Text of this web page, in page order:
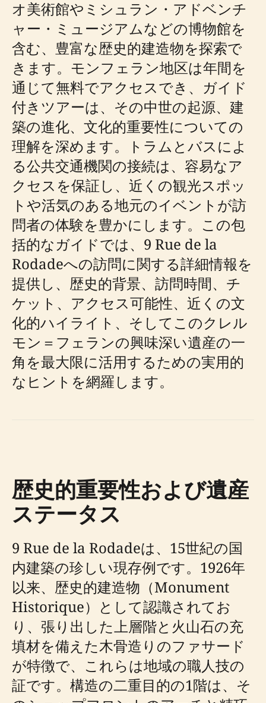
オ美術館やミシュラン・アドベンチ
ャー・ミュージアムなどの博物館を
含む、豊富な歴史的建造物を探索で
きます。モンフェラン地区は年間を
通じて無料でアクセスでき、ガイド
付きツアーは、その中世の起源、建
築の進化、文化的重要性についての
理解を深めます。トラムとバスによ
る公共交通機関の接続は、容易なア
クセスを保証し、近くの観光スポッ
トや活気のある地元のイベントが訪
問者の体験を豊かにします。この包
括的なガイドでは、9 Rue de la
Rodadeへの訪問に関する詳細情報を
提供し、歴史的背景、訪問時間、チ
ケット、アクセス可能性、近くの文
化的ハイライト、そしてこのクレル
モン＝フェランの興味深い遺産の一
角を最大限に活用するための実用的
なヒントを網羅します。
歴史的重要性および遺産
ステータス
9 Rue de la Rodadeは、15世紀の国
内建築の珍しい現存例です。1926年
以来、歴史的建造物（Monument
Historique）として認識されてお
り、張り出した上層階と火山石の充
填材を備えた木骨造りのファサード
が特徴で、これらは地域の職人技の
証です。構造の二重目的の1階は、そ